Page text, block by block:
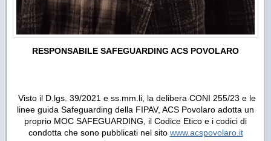
RESPONSABILE SAFEGUARDING ACS POVOLARO
Visto il D.lgs. 39/2021 e ss.mm.li, la delibera CONI 255/23 e le
linee guida Safeguarding della FIPAV, ACS Povolaro adotta un
proprio MOC SAFEGUARDING, il Codice Etico e i codici di
condotta che sono pubblicati nel sito www.acspovolaro.it